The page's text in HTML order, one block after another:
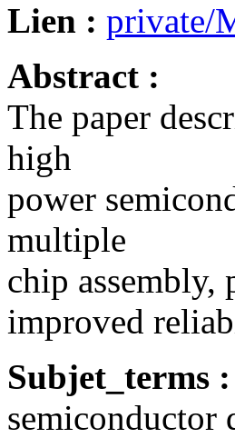
Lien : private/
Abstract :
The paper
high
power
multiple
chip
improved
Subjet_terms :
semiconductor